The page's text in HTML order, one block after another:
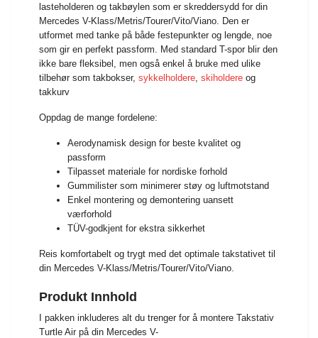
lasteholderen og takbøylen som er skreddersydd for din
Mercedes V-Klass/Metris/Tourer/Vito/Viano. Den er
utformet med tanke på både festepunkter og lengde, noe
som gir en perfekt passform. Med standard T-spor blir den
ikke bare fleksibel, men også enkel å bruke med ulike
tilbehør som takbokser, sykkelholdere skiholdere og
takkurv
Oppdag de mange fordelene:
Aerodynamisk design for beste kvalitet og
passform
Tilpasset materiale for nordiske forhold
Gummilister som minimerer støy og luftmotstand
Enkel montering og demontering uansett
værforhold
TÜV-godkjent for ekstra sikkerhet
Reis komfortabelt og trygt med det optimale takstativet til
din Mercedes V-Klass/Metris/Tourer/Vito/Viano.
Produkt Innhold
I pakken inkluderes alt du trenger for å montere Takstativ
Turtle Air på din Mercedes V-